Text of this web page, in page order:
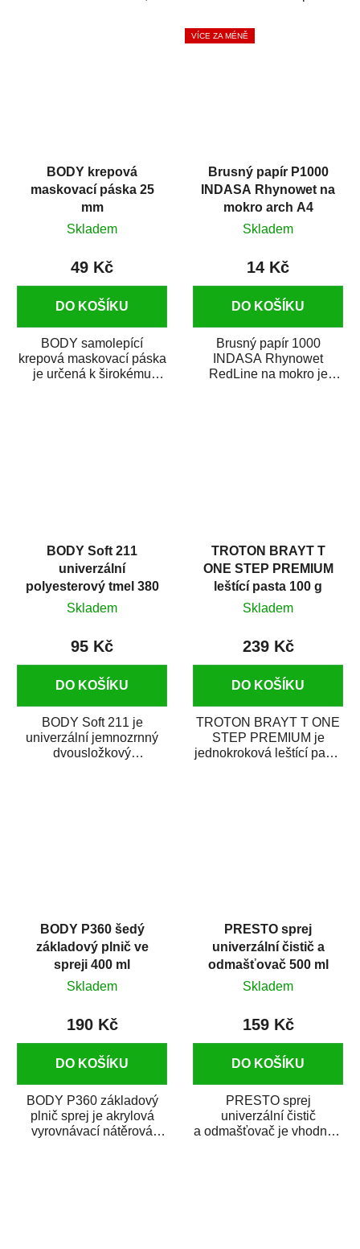
vrchních...
BODY krepová
maskovací páska 25
mm
Skladem
49 Kč
DO KOŠÍKU
BODY samolepící
krepová maskovací páska
je určená k širokému
VÍCE ZA MÉNĚ
Brusný papír P1000
INDASA Rhynowet na
mokro arch A4
Skladem
14 Kč
DO KOŠÍKU
Brusný papír 1000
INDASA Rhynowet
RedLine na mokro je
BODY Soft 211
univerzální
polyesterový tmel 380
g
Skladem
95 Kč
DO KOŠÍKU
BODY Soft 211 je
univerzální jemnozrnný
dvousložkový
TROTON BRAYT T
ONE STEP PREMIUM
leštící pasta 100 g
Skladem
239 Kč
DO KOŠÍKU
TROTON BRAYT T ONE
STEP PREMIUM je
jednokroková leštící pasta
BODY P360 šedý
základový plnič ve
spreji 400 ml
Skladem
190 Kč
DO KOŠÍKU
BODY P360 základový
plnič sprej je akrylová
vyrovnávací nátěrová
PRESTO sprej
univerzální čistič a
odmašťovač 500 ml
Skladem
159 Kč
DO KOŠÍKU
PRESTO sprej
univerzální čistič
a odmašťovač je vhodný k